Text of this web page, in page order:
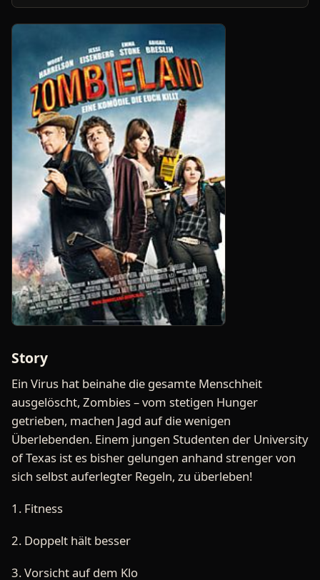
Story
Ein Virus hat beinahe die gesamte Menschheit
ausgelöscht, Zombies – vom stetigen Hunger
getrieben, machen Jagd auf die wenigen
Überlebenden. Einem jungen Studenten der University
of Texas ist es bisher gelungen anhand strenger von
sich selbst auferlegter Regeln, zu überleben!
1. Fitness
2. Doppelt hält besser
3. Vorsicht auf dem Klo